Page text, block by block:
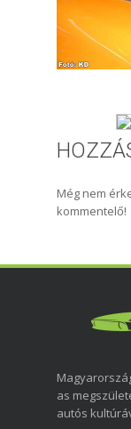
Még nem
kommentelő!
as
autós